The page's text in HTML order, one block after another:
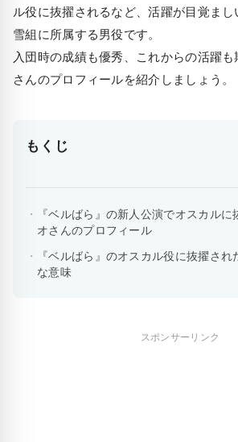
ル役に抜擢されるなど、活躍が目覚まし
雪組に所属する男役です。
入団時の成績も優秀、これからの活躍
さんのプロフィールを紹介しましょう。
もくじ
『ベルばら』の新人公演でオスカルに
オさんのプロフィール
『ベルばら』のオスカル役に抜擢され
な意味
スポンサーリンク